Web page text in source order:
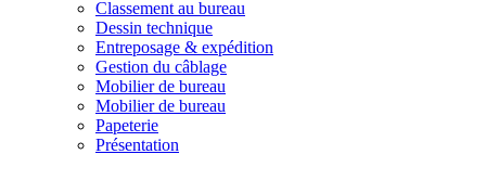
Classement au bureau
Dessin technique
Entreposage & expédition
Gestion du câblage
Mobilier de bureau
Mobilier de bureau
Papeterie
Présentation